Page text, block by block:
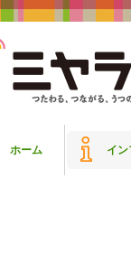
ホーム イ